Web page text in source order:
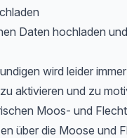
Daten hochladen
wird leider
aktivieren und zu
Moos- und
über die Moose und